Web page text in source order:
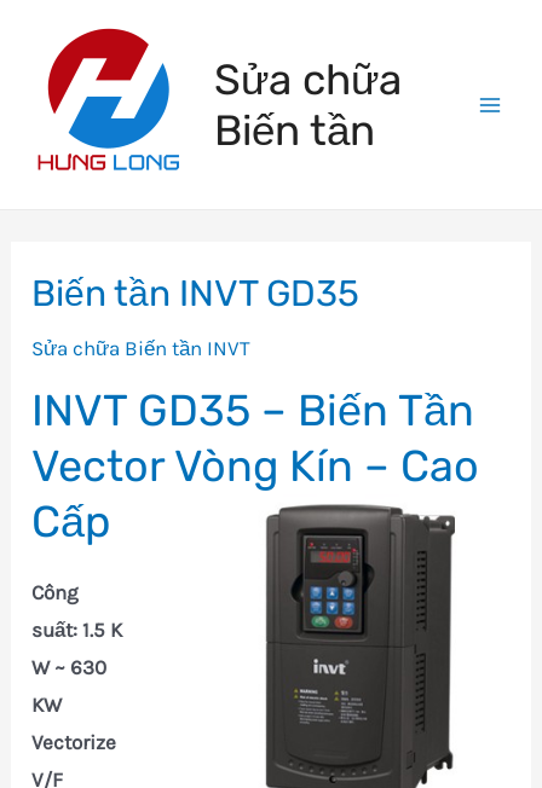
content
Sửa chữa
Biến tần
Biến tần INVT GD35
Sửa chữa Biến tần INVT
INVT GD35 – Biến Tần
Vector Vòng Kín – Cao
Cấp
Công
suất: 1.5 K
W ~ 630
KW
Vectorize
V/F